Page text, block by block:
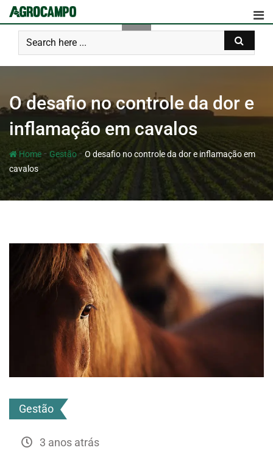
O desafio no controle da dor e
inflamação em cavalos
Home - Gestão-O desafio no controle da dor e inflamação em
cavalos
Gestão
3 anos atrás